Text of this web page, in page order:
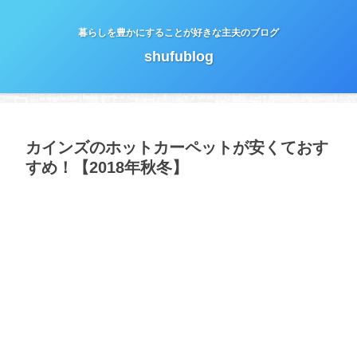
暮らしを豊かにすることが好きな主夫のブログ
shufublog
カインズのホットカーペットが安くておす
すめ！【2018年秋冬】